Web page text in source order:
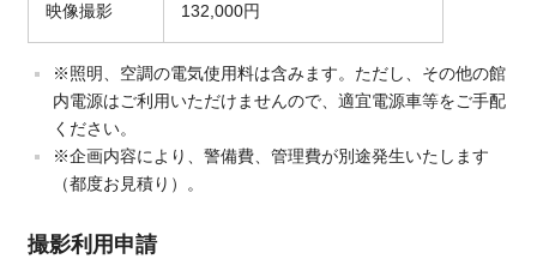
映像撮影 132,000円
※照明、空調の電気使用料は含みます。ただし、その他の館
内電源はご利用いただけませんので、適宜電源車等をご手配
ください。
※企画内容により、警備費、管理費が別途発生いたします
（都度お見積り）。
撮影利用申請